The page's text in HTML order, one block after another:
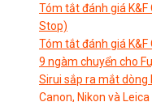
Tóm tắt đánh giá K&F
Stop)
Tóm tắt đánh giá K&F
9 ngàm chuyển cho
Sirui sắp ra mắt dòng
Canon, Nikon và Leica